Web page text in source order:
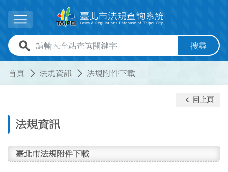
展開選單
全站查詢關鍵字欄位 搜尋
首頁 法規資訊 法規附件下載
法規資訊
keyboard_arrow_left 回上頁
臺北市法規附件下載